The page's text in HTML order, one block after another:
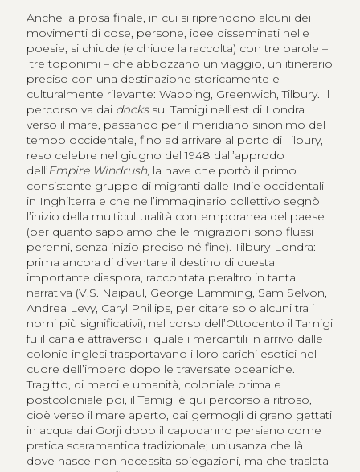
Anche la prosa finale, in cui si riprendono alcuni dei
movimenti di cose, persone, idee disseminati nelle
poesie, si chiude (e chiude la raccolta) con tre parole –
tre toponimi – che abbozzano un viaggio, un itinerario
preciso con una destinazione storicamente e
culturalmente rilevante: Wapping, Greenwich, Tilbury. Il
percorso va dai dockssul Tamigi nell’est di Londra
verso il mare, passando per il meridiano sinonimo del
tempo occidentale, fino ad arrivare al porto di Tilbury,
reso celebre nel giugno del 1948 dall’approdo
dell’Empire Windrush, la nave che portò il primo
consistente gruppo di migranti dalle Indie occidentali
in Inghilterra e che nell’immaginario collettivo segnò
l’inizio della multiculturalità contemporanea del paese
(per quanto sappiamo che le migrazioni sono flussi
perenni, senza inizio preciso né fine). Tilbury-Londra:
prima ancora di diventare il destino di questa
importante diaspora, raccontata peraltro in tanta
narrativa (V.S. Naipaul, George Lamming, Sam Selvon,
Andrea Levy, Caryl Phillips, per citare solo alcuni tra i
nomi più significativi), nel corso dell’Ottocento il Tamigi
fu il canale attraverso il quale i mercantili in arrivo dalle
colonie inglesi trasportavano i loro carichi esotici nel
cuore dell’impero dopo le traversate oceaniche.
Tragitto, di merci e umanità, coloniale prima e
postcoloniale poi, il Tamigi è qui percorso a ritroso,
cioè verso il mare aperto, dai germogli di grano gettati
in acqua dai Gorji dopo il capodanno persiano come
pratica scaramantica tradizionale; un’usanza che là
dove nasce non necessita spiegazioni, ma che traslata